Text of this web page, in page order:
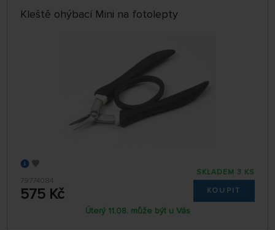
Kleště ohýbací Mini na fotolepty
79774084
575 Kč
SKLADEM 3 KS
KOUPIT
Úterý 11.08. může být u Vás